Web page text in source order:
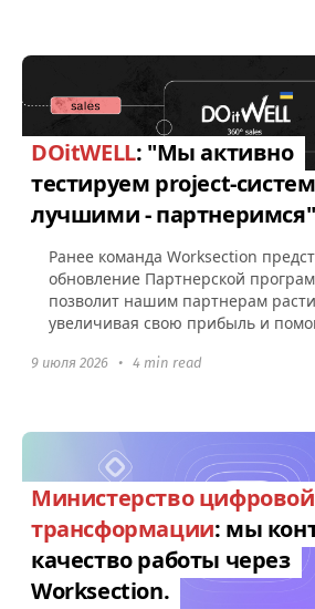
DOitWELL: "Мы активно
тестируем project-
лучшими - партнеримся"
Ранее команда Worksection
обновление Партнерской
позволит нашим партнерам
увеличивая свою прибыль и
9 июля 2026 • 4 min read
Министерство цифровой
трансформации: мы
качество работы через
Worksection.